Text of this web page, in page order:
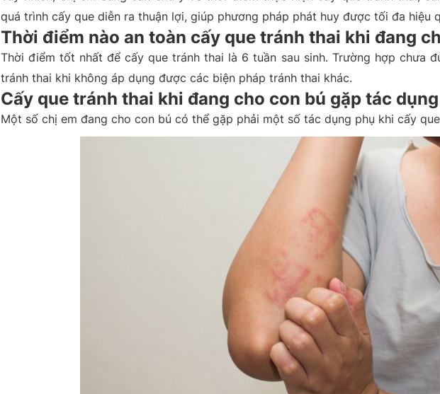
quá trình cấy que diễn ra thuận lợi, giúp phương pháp phát huy được tối đa hiệu
Thời điểm nào an toàn cấy que tránh thai khi đang
Thời điểm tốt nhất để cấy que tránh thai là 6 tuần sau sinh. Trường hợp chưa
tránh thai khi không áp dụng được các biện pháp tránh thai khác.
Cấy que tránh thai khi đang cho con bú gặp tác
Một số chị em đang cho con bú có thể gặp phải một số tác dụng phụ khi cấy